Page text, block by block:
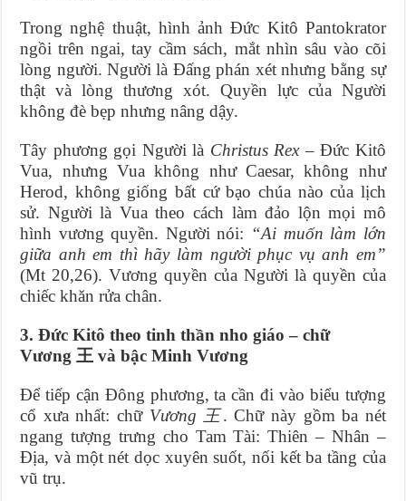
Trong nghệ thuật, hình ảnh Đức Kitô Pantokrator
ngồi trên ngai, tay cầm sách, mắt nhìn sâu vào cõi
lòng người. Người là Đấng phán xét nhưng bằng sự
thật và lòng thương xót. Quyền lực của Người
không đè bẹp nhưng nâng dậy.
Tây phương gọi Người là Christus Rex– Đức Kitô
Vua, nhưng Vua không như Caesar, không như
Herod, không giống bất cứ bạo chúa nào của lịch
sử. Người là Vua theo cách làm đảo lộn mọi mô
hình vương quyền. Người nói: “Ai muốn làm lớn
giữa anh em thì hãy làm người phục vụ anh em”
(Mt 20,26). Vương quyền của Người là quyền của
chiếc khăn rửa chân.
3. Đức Kitô theo tinh thần nho giáo – chữ
Vương王 và bậc Minh Vương
Để tiếp cận Đông phương, ta cần đi vào biểu tượng
cổ xưa nhất: chữ Vương王. Chữ này gồm ba nét
ngang tượng trưng cho Tam Tài: Thiên – Nhân –
Địa, và một nét dọc xuyên suốt, nối kết ba tầng của
vũ trụ.